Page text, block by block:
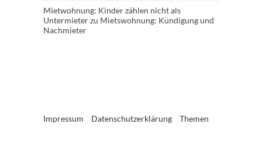
Mietwohnung: Kinder zählen nicht als
Untermieterzu Mietswohnung: Kündigung und
Nachmieter
Impressum Datenschutzerklärung Themen